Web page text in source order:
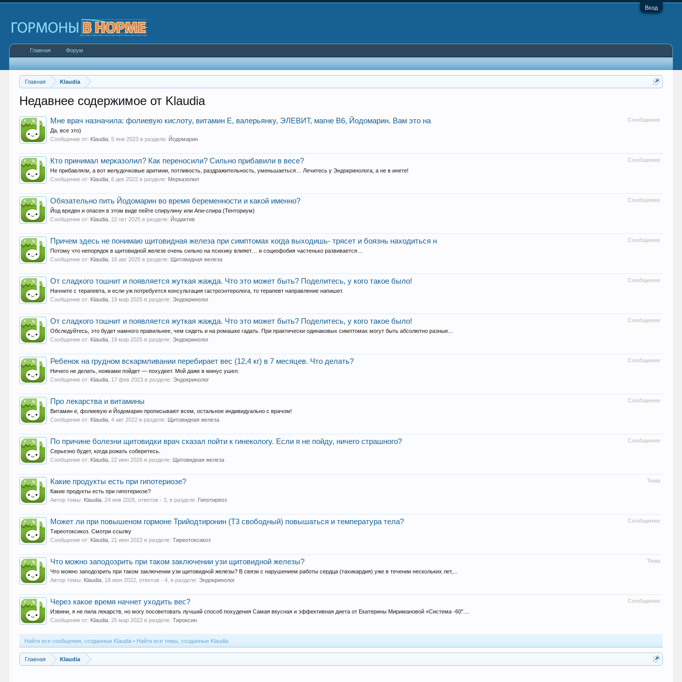
Вход
Главная Klaudia
Недавнее содержимое от Klaudia
Сообщение
Мне врач назначила: фолиевую кислоту, витамин Е, валерьянку, ЭЛЕВИТ, магне В6, Йодомарин. Вам это на
Да, все это)
Сообщение от: Klaudia ,5 янв 2023 в разделе: Йодомарин
Сообщение
Кто принимал мерказолил? Как переносили? Сильно прибавили в весе?
Не прибавляли, а вот желудочковые аритмии, потливость, раздражительность, уменьшаеться… Лечитесь у Эндокринолога, а не в инете!
Сообщение от: Klaudia ,6 дек 2022 в разделе: Мерказолил
Сообщение
Обязательно пить Йодомарин во время беременности и какой именно?
Йод вреден и опасен в этом виде пейте спирулину или Апи-спира (Тенториум)
Сообщение от: Klaudia ,22 окт 2025 в разделе: Йодактив
Сообщение
Причем здесь не понимаю щитовидная железа при симптомах когда выходишь- трясет и боязнь находиться н
Потому что непорядок в щитовидной железе очень сильно на психику влияет… и социофобия частенько развивается…
Сообщение от: Klaudia 16 авг 2025 в разделе: Щитовидная железа
Сообщение
От сладкого тошнит и появляется жуткая жажда. Что это может быть? Поделитесь, у кого такое было!
Начните с терапевта, и если уж потребуется консультация гастроэнтеролога, то терапевт направление напишет.
Сообщение от: Klaudia 19 мар 2025 в разделе:Эндокринолог
Сообщение
От сладкого тошнит и появляется жуткая жажда. Что это может быть? Поделитесь, у кого такое было!
Обследуйтесь, это будет намного правильнее, чем сидеть и на ромашке гадать. При практически одинаковых симптомах могут быть абсолютно разные...
Сообщение от: Klaudia 19 мар 2025 в разделе:Эндокринолог
Сообщение
Ребенок на грудном вскармливании перебирает вес (12,4 кг) в 7 месяцев. Что делать?
Ничего не делать, ножками пойдет — похудеет. Мой даже в минус ушел.
Сообщение от: Klaudia 17 фев 2023 в разделе:Эндокринолог
Сообщение
Про лекарства и витамины
Витамин е, фолиевую и Йодомарин прописывают всем, остальное индивидуально с врачом!
Сообщение от: Klaudia ,4 авг 2022 в разделе: Щитовидная железа
Сообщение
По причине болезни щитовидки врач сказал пойти к гинекологу. Если я не пойду, ничего страшного?
Серьезно будет, когда рожать соберетесь.
Сообщение от: Klaudia ,22 июн 2026 в разделе: Щитовидная железа
Тема
Какие продукты есть при гипотериозе?
Какие продукты есть при гипотериозе?
Автор темы: Klaudia ,24 янв 2026 , ответов - 3, в разделе: Гипотиреоз
Сообщение
Может ли при повышеном гормоне Трийодтиронин (Т3 свободный) повышаться и температура тела?
Тиреотоксикоз. Смотри ссылку
Сообщение от: Klaudia ,21 июн 2022 в разделе:Тиреотоксикоз
Тема
Что можно заподозрить при таком заключении узи щитовидной железы?
Что можно заподозрить при таком заключении узи щитовидной железы? В связи с нарушением работы сердца (тахикардия) уже в течении нескольких лет,...
Автор темы: Klaudia 18 июн 2022 , ответов - 4, в разделе:Эндокринолог
Сообщение
Через какое время начнет уходить вес?
Извини, я не пила лекарств, но могу посоветовать лучший способ похудения Самая вкусная и эффективная диета от Екатерины Миримановой «Система -60"....
Сообщение от: Klaudia ,25 мар 2022 в разделе:Тироксин
Найти все сообщения, созданные Klaudia Найти все темы, созданные Klaudia
Главная Klaudia
Главная Форум